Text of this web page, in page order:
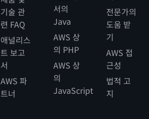
기술 관
련 FAQ
애널리스
트 보고
서
AWS 파
트너
서의
Java
AWS 상
의 PHP
AWS 상
의
JavaScript
전문가의
도움 받
기
AWS 접
근성
법적 고
지